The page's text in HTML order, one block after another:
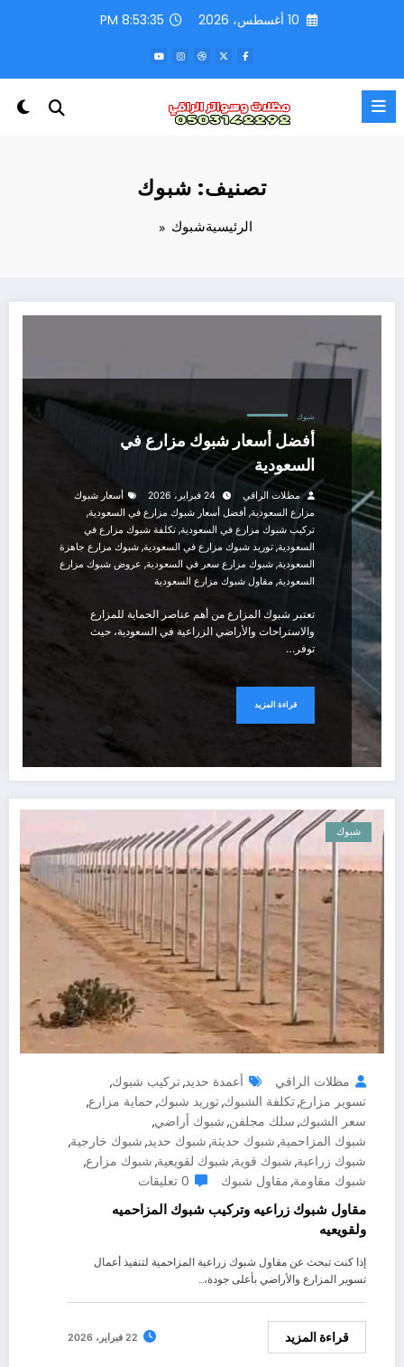
10 أغسطس، 2026 8:53:36 PM
تصنيف: شبوك
الرئيسيةشبوك
شبوك
أفضل أسعار شبوك مزارع في
السعودية
مظلات الراقي 24 فبراير، 2026
أسعار شبوك
مزارع السعودية, أفضل أسعار شبوك مزارع في السعودية,
تركيب شبوك مزارع في السعودية, تكلفة شبوك مزارع في
السعودية, توريد شبوك مزارع في السعودية, شبوك مزارع جاهزة
السعودية, شبوك مزارع سعر في السعودية, عروض شبوك مزارع
السعودية, مقاول شبوك مزارع السعودية
تعتبر شبوك المزارع من أهم عناصر الحماية للمزارع
والاستراحات والأراضي الزراعية في السعودية، حيث
توفر…
قراءة المزيد
شبوك
مظلات الراقي أعمدة حديد,تركيب شبوك,
تسوير مزارع,تكلفة الشبوك,توريد شبوك, حماية مزارع,
سعر الشبوك, سلك مجلفن, شبوك أراضي,
شبوك المزاحمية, شبوك حديثة, شبوك حديد, شبوك خارجية,
شبوك زراعية, شبوك قوية, شبوك لقويعية, شبوك مزارع,
شبوك مقاومة, مقاول شبوك 0 تعليقات
مقاول شبوك زراعيه وتركيب شبوك المزاحميه
ولقويعيه
إذا كنت تبحث عن مقاول شبوك زراعية المزاحمية لتنفيذ أعمال
تسوير المزارع والأراضي بأعلى جودة،…
قراءة المزيد 22 فبراير، 2026